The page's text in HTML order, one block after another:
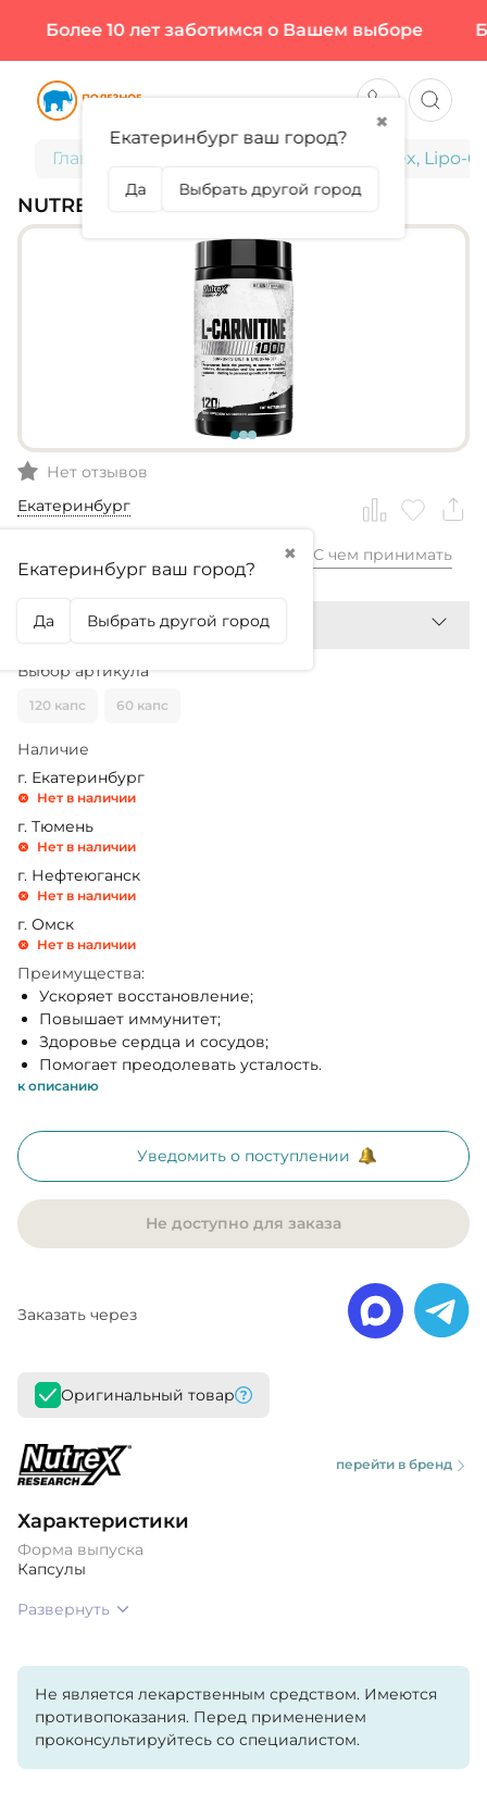
Более 10 лет заботимся о Вашем выборе
Главная Nutrex, Lipo-
NUTREX, LIPO-6 L-CARNITINE
Нет отзывов
Екатеринбург
✖
Екатеринбург ваш город?
Да Выбрать другой город
2 260,99₽ 2 699,99₽ С чем принимать
Выбор артикула
120 капс 60 капс
Наличие
г. Екатеринбург
Нет в наличии
г. Тюмень
Нет в наличии
г. Нефтеюганск
Нет в наличии
г. Омск
Нет в наличии
Преимущества:
Ускоряет восстановление;
Повышает иммунитет;
Здоровье сердца и сосудов;
Помогает преодолевать усталость.
к описанию
Уведомить о поступлении
Не доступно для заказа
Заказать через
Оригинальный товар
перейти в бренд
Характеристики
Форма выпуска
Капсулы
Развернуть
Не является лекарственным средством. Имеются
противопоказания. Перед применением
проконсультируйтесь со специалистом.
✖
Екатеринбург ваш город?
Да Выбрать другой город